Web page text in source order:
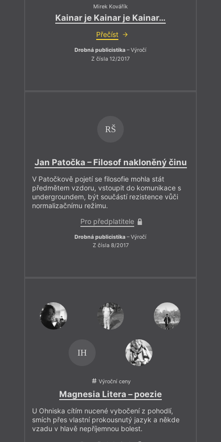
Mirek Kovářík
Kainar je Kainar je Kainar…
Přečíst
Drobná publicistika – Výročí
Z čísla 12/2017
RŠ
Jan Patočka – Filosof nakloněný činu
V Patočkově pojetí se filosofie mohla stát
předmětem vzdoru, vstoupit do komunikace s
undergroundem, být součástí rezistence vůči
normalizačnímu režimu.
Pro předplatitele
Drobná publicistika – Výročí
Z čísla 8/2017
IH
Výroční ceny
Magnesia Litera – poezie
U Ohniska cítím nucené vybočení z pohodlí,
smích přes vlastní prokousnutý jazyk a někde
vzadu v hlavě nepříjemnou bolest.